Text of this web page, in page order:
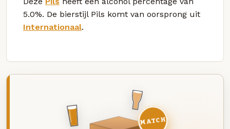
5.0%. De bierstijl Pils komt van oorsprong uit
Internationaal.
MATCH